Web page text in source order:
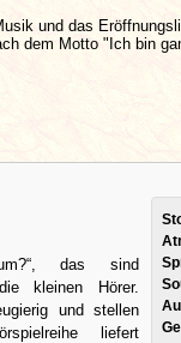
und das
dem Motto "Ich bin
das sind
kleinen Hörer.
und stellen
liefert